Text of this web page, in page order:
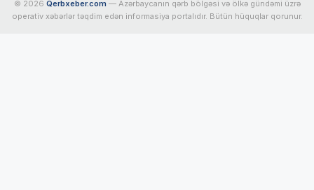
© 2026 Qerbxeber.com — Azərbaycanın qərb bölgəsi və ölkə gündəmi üzrə
operativ xəbərlər təqdim edən informasiya portalıdır. Bütün hüquqlar qorunur.